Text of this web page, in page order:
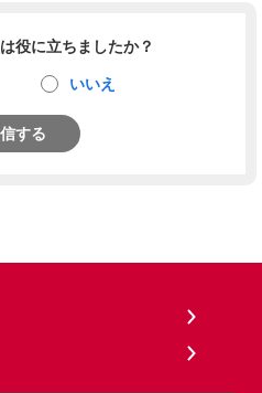
役に立ちましたか？
いいえ
する